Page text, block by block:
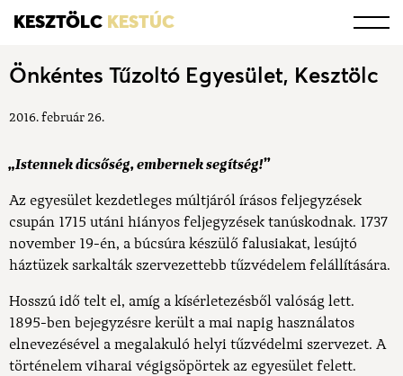
KESZTÖLC KESTÚC
Önkéntes Tűzoltó Egyesület, Kesztölc
2016. február 26.
„Istennek dicsőség, embernek segítség!”
Az egyesület kezdetleges múltjáról írásos feljegyzések
csupán 1715 utáni hiányos feljegyzések tanúskodnak. 1737
november 19-én, a búcsúra készülő falusiakat, lesújtó
háztüzek sarkalták szervezettebb tűzvédelem felállítására.
Hosszú idő telt el, amíg a kísérletezésből valóság lett.
1895-ben bejegyzésre került a mai napig használatos
elnevezésével a megalakuló helyi tűzvédelmi szervezet. A
történelem viharai végigsöpörtek az egyesület felett.